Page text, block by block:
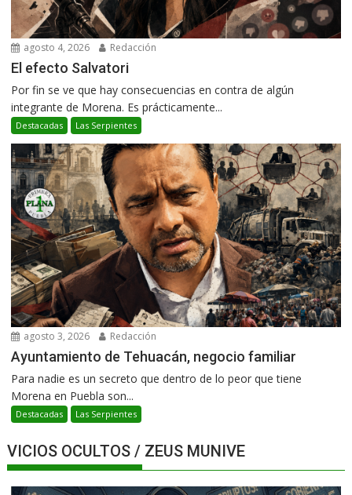
agosto 4, 2026 Redacción
El efecto Salvatori
Por fin se ve que hay consecuencias en contra de algún
integrante de Morena. Es prácticamente...
Destacadas Las Serpientes
agosto 3, 2026 Redacción
Ayuntamiento de Tehuacán, negocio familiar
Para nadie es un secreto que dentro de lo peor que tiene
Morena en Puebla son...
Destacadas Las Serpientes
VICIOS OCULTOS / ZEUS MUNIVE